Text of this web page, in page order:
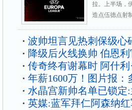
拉。上半场，
造点伍德点射
波帅坦言见热刺保级心
降级后火线换帅 伯恩
传奇终有谢幕时 阿什
年薪1600万！图片报
水晶宫新帅名单已锁定
英媒:蓝军拜仁阿森纳